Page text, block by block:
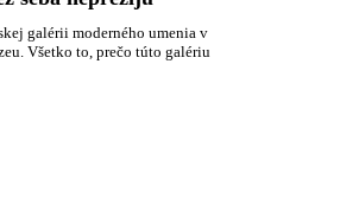
galérii moderného umenia v
Všetko to, prečo túto galériu